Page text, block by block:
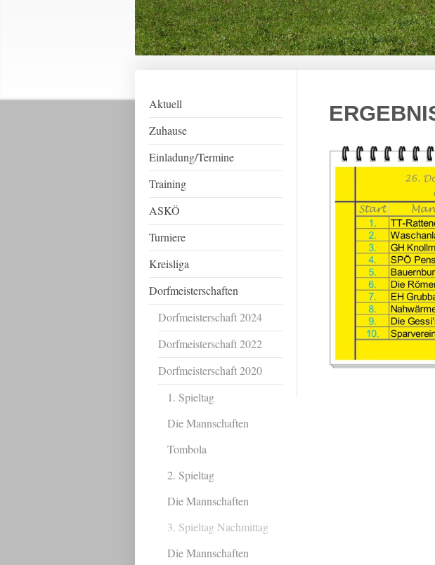
Aktuell
Zuhause
Einladung/Termine
Training
ASKÖ
Turniere
Kreisliga
Dorfmeisterschaften
Dorfmeisterschaft 2024
Dorfmeisterschaft 2022
Dorfmeisterschaft 2020
1. Spieltag
Die Mannschaften
Tombola
2. Spieltag
Die Mannschaften
3. Spieltag Nachmittag
Die Mannschaften